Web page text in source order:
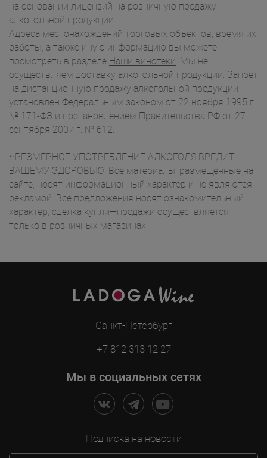
на основании лицензий на розничную продажу
алкогольной продукции.
Адреса местонахождений торговых объектов, время их
работы, а также иную информацию вы можете
посмотреть в разделе Наши винотеки. Мы не
осуществляем доставку алкогольной продукции. Запрет
на дистанционную продажу алкогольной продукции
установлен Федеральным законом от 22 ноября 1995 г.
№ 171-ФЗ и постановлением Правительства РФ от 27
сентября 2007 г. № 612.
ЧРЕЗМЕРНОЕ УПОТРЕБЛЕНИЕ АЛКОГОЛЯ ВРЕДИТ
ВАШЕМУ ЗДОРОВЬЮ. Все материалы, размещенные на
сайте, носят информационный характер и не являются
рекламой. Все предложения носят ознакомительный
характер, сделка купли—продажи осуществляется
только в розничных магазинах.
Санкт-Петербург
+7 812 313 12 27
Мы в социальных сетях
Подписка на новости